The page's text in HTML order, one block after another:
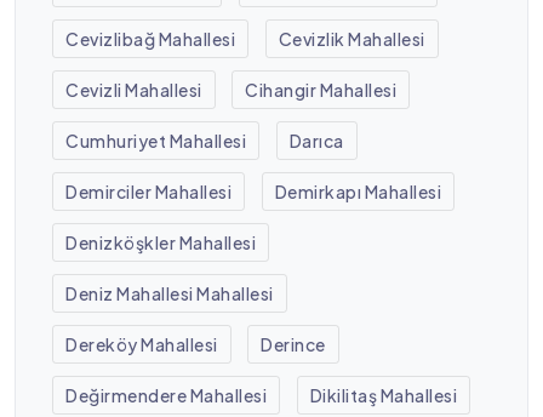
Cevizlibağ Mahallesi Cevizlik Mahallesi
Cevizli Mahallesi Cihangir Mahallesi
Cumhuriyet Mahallesi Darıca
Demirciler Mahallesi Demirkapı Mahallesi
Denizköşkler Mahallesi
Deniz Mahallesi Mahallesi
Dereköy Mahallesi Derince
Değirmendere Mahallesi Dikilitaş Mahallesi